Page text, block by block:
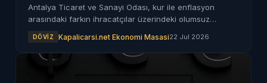
Antalya Ticaret ve Sanayi Odası, kur ile enflasyon
arasındaki farkın ihracatçılar üzerindeki olumsuz
DÖVIZ Kapalicarsi.net Ekonomi Masasi22 Jul 2026